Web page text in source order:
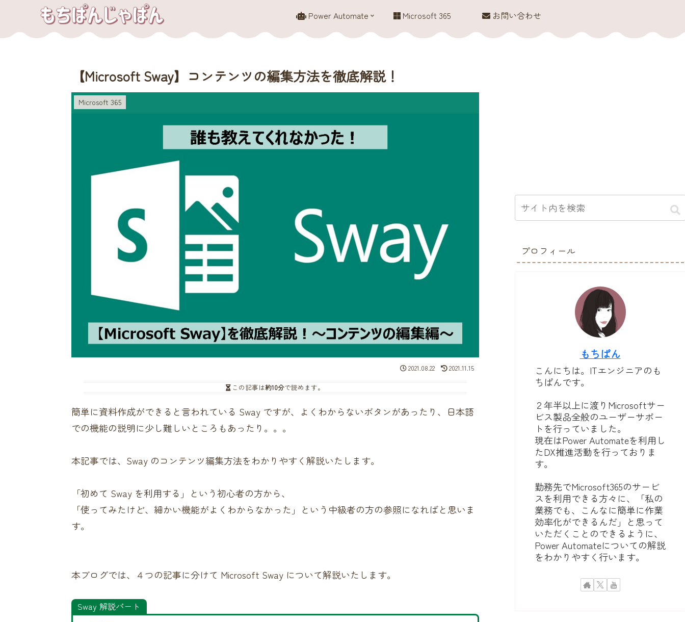
Power Automate Microsoft 365 お問い合わせ
【Microsoft Sway】コンテンツの編集方法を徹底解説！
Microsoft 365
2021.08.22
2021.11.15
この記事は約10分で読めます。
簡単に資料作成ができると言われている Sway ですが、よくわからないボタンがあったり、日本語
での機能の説明に少し難しいところもあったり。。。
本記事では、Sway のコンテンツ編集方法をわかりやすく解説いたします。
「初めて Sway を利用する」という初心者の方から、
「使ってみたけど、細かい機能がよくわからなかった」という中級者の方の参照になればと思いま
す。
本ブログでは、４つの記事に分けて Microsoft Sway について解説いたします。
Sway 解説パート
プロフィール
もちぱん
こんにちは。ITエンジニアのも
ちぱんです。
２年半以上に渡りMicrosoftサー
ビス製品全般のユーザーサポー
トを行っていました。
現在はPower Automateを利用し
たDX推進活動を行っておりま
す。
勤務先でMicrosoft365のサービ
スを利用できる方々に、「私の
業務でも、こんなに簡単に作業
効率化ができるんだ」と思って
いただくことのできるように、
Power Automateについての解説
をわかりやすく行います。